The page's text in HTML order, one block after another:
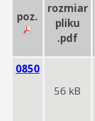
poz.
rozmiar
pliku
.pdf
0850
56 kB